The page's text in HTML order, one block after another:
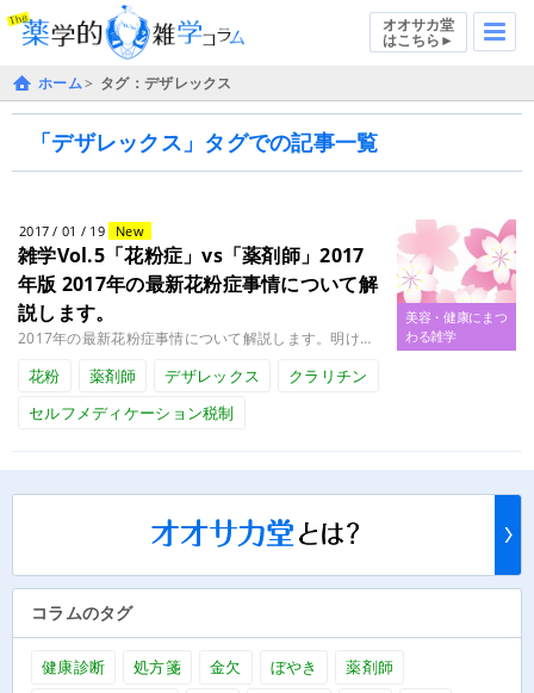
オオサカ堂
はこちら►
ホーム タグ：デザレックス
「デザレックス」タグでの記事一覧
美容・健康にまつ
わる雑学
2017 / 01 / 19 New
雑学Vol.5「花粉症」vs「薬剤師」2017
年版 2017年の最新花粉症事情について解
説します。
2017年の最新花粉症事情について解説します。明けましておめでとうございます、ケミスト黒岩です。 2017年、早くも半月........
花粉 薬剤師 デザレックス
クラリチン
セルフメディケーション税制
コラムのタグ
健康診断 処方箋 金欠 ぼやき
薬剤師